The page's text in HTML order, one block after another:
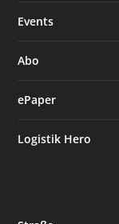
Events
Abo
ePaper
Logistik Hero